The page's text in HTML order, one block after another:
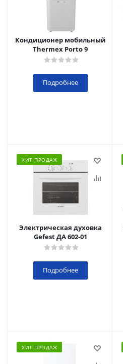
Кондиционер мобильный
Thermex Porto 9
Подробнее
ХИТ ПРОДАЖ
Электрическая духовка
Gefest ДА 602-01
Подробнее
ХИТ ПРОДАЖ